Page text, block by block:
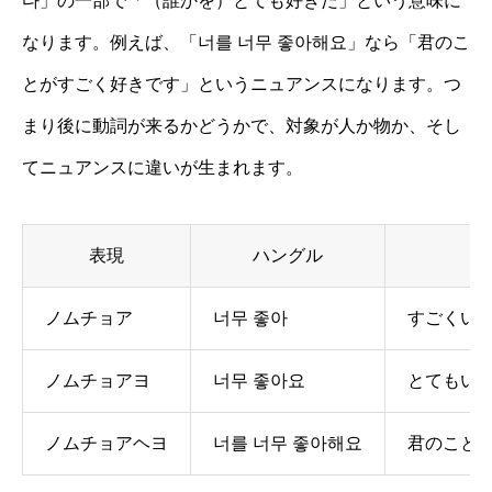
なります。例えば、「너를 너무 좋아해요」なら「君のこ
とがすごく好きです」というニュアンスになります。つ
まり後に動詞が来るかどうかで、対象が人か物か、そし
てニュアンスに違いが生まれます。
表現 ハングル
ノムチョア 너무 좋아 すごくい
ノムチョアヨ 너무 좋아요 とてもい
ノムチョアヘヨ 너를 너무 좋아해요 君のこと